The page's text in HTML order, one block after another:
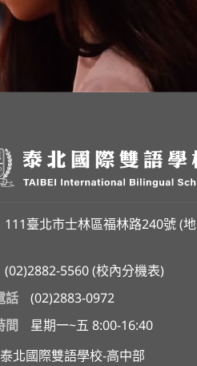
111臺北市士林區福林路240號 (地
(02)2882-5560 (校內分機表)
話
(02)2883-0972
間
星期一~五 8:00-16:40
泰北國際雙語學校-高中部